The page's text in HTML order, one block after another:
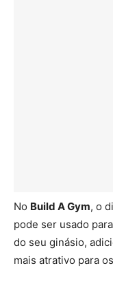
No Build A Gym, o
pode ser usado
do seu ginásio,
mais atrativo para